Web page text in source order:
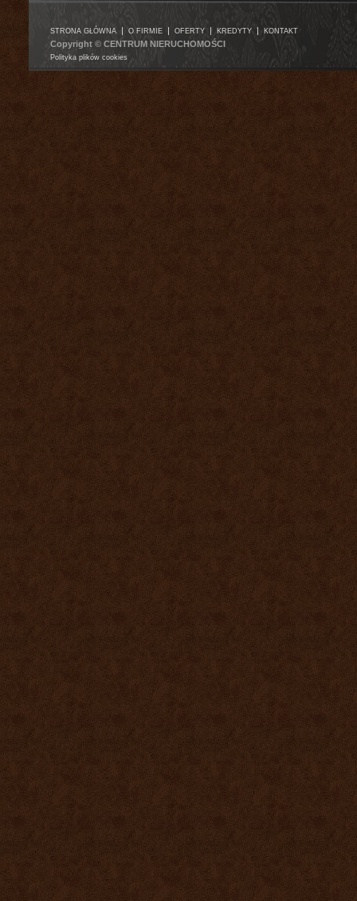
STRONA GŁÓWNA | O FIRMIE | OFERTY | KREDYTY | KONTAKT
Copyright © CENTRUM NIERUCHOMOŚCI
Polityka plików cookies